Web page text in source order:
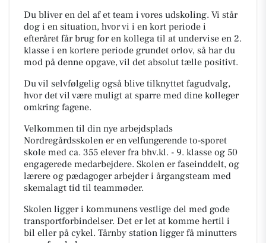
Du bliver en del af et team i vores udskoling. Vi står
dog i en situation, hvor vi i en kort periode i
efteråret får brug for en kollega til at undervise en 2.
klasse i en kortere periode grundet orlov, så har du
mod på denne opgave, vil det absolut tælle positivt.
Du vil selvfølgelig også blive tilknyttet fagudvalg,
hvor det vil være muligt at sparre med dine kolleger
omkring fagene.
Velkommen til din nye arbejdsplads
Nordregårdsskolen er en velfungerende to-sporet
skole med ca. 355 elever fra bhv.kl. - 9. klasse og 50
engagerede medarbejdere. Skolen er faseinddelt, og
lærere og pædagoger arbejder i årgangsteam med
skemalagt tid til teammøder.
Skolen ligger i kommunens vestlige del med gode
transportforbindelser. Det er let at komme hertil i
bil eller på cykel. Tårnby station ligger få minutters